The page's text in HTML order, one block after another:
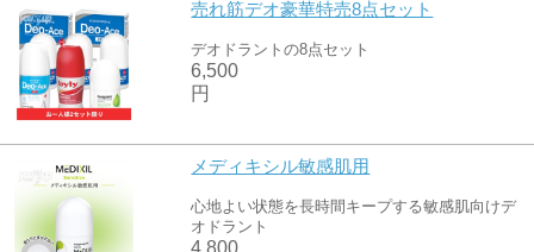
売れ筋デオ豪華特売8点セット
デオドラントの8点セット
6,500
円
メディキシル敏感肌用
心地よい状態を長時間キープする敏感肌向けデ
オドラント